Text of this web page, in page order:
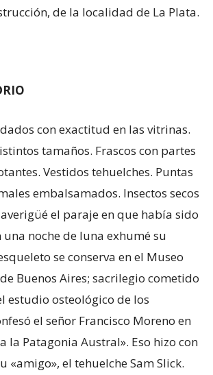
de la localidad de La Plata.
con exactitud en las vitrinas.
tamaños. Frascos con partes
Vestidos tehuelches. Puntas
embalsamados. Insectos secos
el paraje en que había sido
noche de luna exhumé su
se conserva en el Museo
Buenos Aires; sacrilegio cometido
estudio osteológico de los
el señor Francisco Moreno en
la Patagonia Austral». Eso hizo con
«amigo», el tehuelche Sam Slick.